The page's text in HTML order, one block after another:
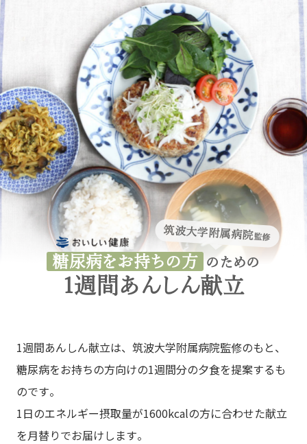
筑波大学附属病院監修
糖尿病をお持ちの方 のための
1週間あんしん献立
1週間あんしん献立は、筑波大学附属病院監修のもと、
糖尿病をお持ちの方向けの1週間分の夕食を提案するも
のです。
1日のエネルギー摂取量が1600kcalの方に合わせた献立
を月替りでお届けします。